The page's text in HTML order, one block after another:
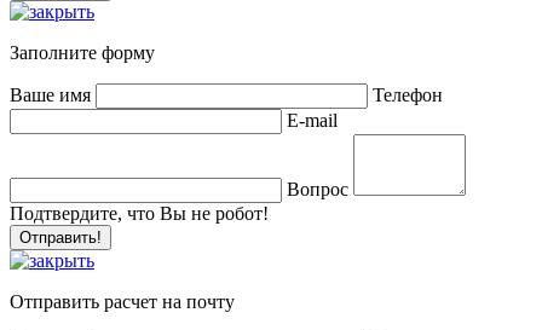
Заполните форму
Ваше имя
Телефон
E-mail
Вопрос
Подтвердите, что Вы не робот!
Отправить расчет на почту